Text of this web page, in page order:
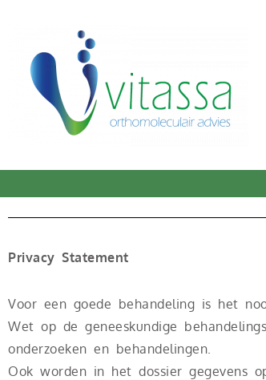
Privacy Statement
Voor een goede behandeling is het
Wet op de geneeskundige
onderzoeken en behandelingen.
Ook worden in het dossier gegevens